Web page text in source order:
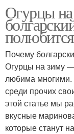
Огурцы
Почему
Огурцы на зиму —
любима многими.
среди прочих
этой статье мы
вкусные
которые станут